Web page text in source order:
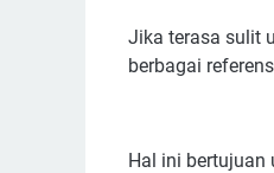
Jika terasa sulit
berbagai
Hal ini bertujuan